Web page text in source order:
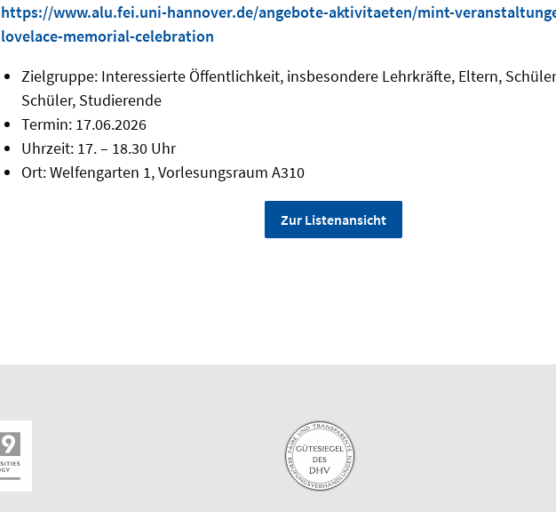
https://www.alu.fei.uni-hannover.de/angebote-aktivitaeten/mint-
lovelace-memorial-celebration
Zielgruppe: Interessierte Öffentlichkeit, insbesondere Lehrkräfte, Eltern,
Schüler, Studierende
Termin: 17.06.2026
Uhrzeit: 17. – 18.30 Uhr
Ort: Welfengarten 1, Vorlesungsraum A310
Zur Listenansicht